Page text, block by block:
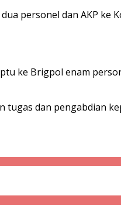
personel dan AKP ke
ke Brigpol enam
tugas dan pengabdian